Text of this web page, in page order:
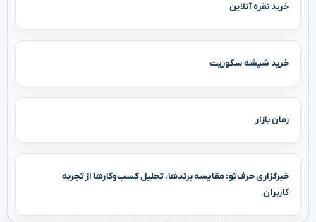
خرید نقره آنلاین
خرید شیشه سکوریت
رمان بازار
خبرگزاری حرف‌تو: مقایسه برندها، تحلیل کسب‌وکارها از تجربه
کاربران